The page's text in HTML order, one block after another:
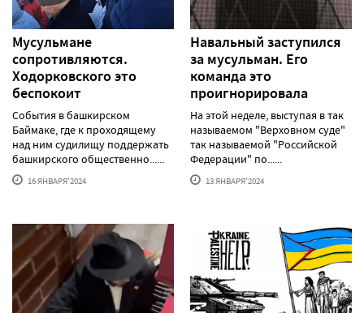
Мусульмане
сопротивляются.
Ходорковского это
беспокоит
События в башкирском
Баймаке, где к проходящему
над ним судилищу поддержать
башкирского общественно......
16 ЯНВАРЯ'2024
Навальный заступился
за мусульман. Его
команда это
проигнорировала
На этой неделе, выступая в так
называемом "Верховном суде"
так называемой "Российской
Федерации" по......
13 ЯНВАРЯ'2024